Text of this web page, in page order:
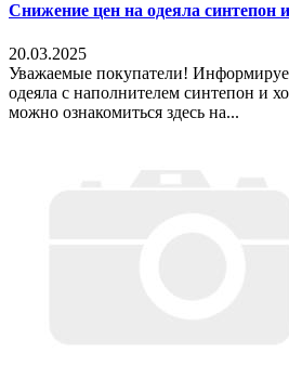
Снижение цен на одеяла синтепон
20.03.2025
Уважаемые покупатели!
одеяла с наполнителем синтепон и
можно ознакомиться здесь на...